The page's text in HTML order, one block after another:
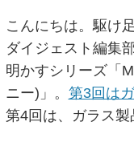
こんにちは。駆け
ダイジェスト編集
明かすシリーズ「
ニー)」。 第3回は
第4回は、ガラス製